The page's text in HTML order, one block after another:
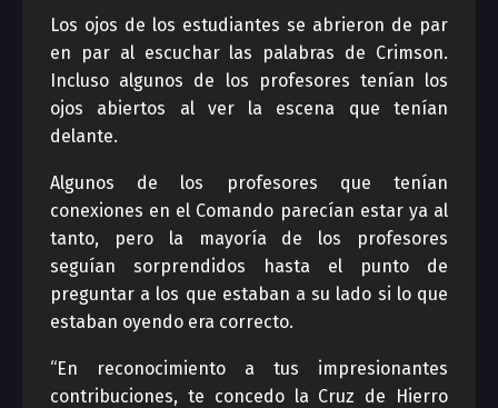
Los ojos de los estudiantes se abrieron de par
en par al escuchar las palabras de Crimson.
Incluso algunos de los profesores tenían los
ojos abiertos al ver la escena que tenían
delante.
Algunos de los profesores que tenían
conexiones en el Comando parecían estar ya al
tanto, pero la mayoría de los profesores
seguían sorprendidos hasta el punto de
preguntar a los que estaban a su lado si lo que
estaban oyendo era correcto.
“En reconocimiento a tus impresionantes
contribuciones, te concedo la Cruz de Hierro